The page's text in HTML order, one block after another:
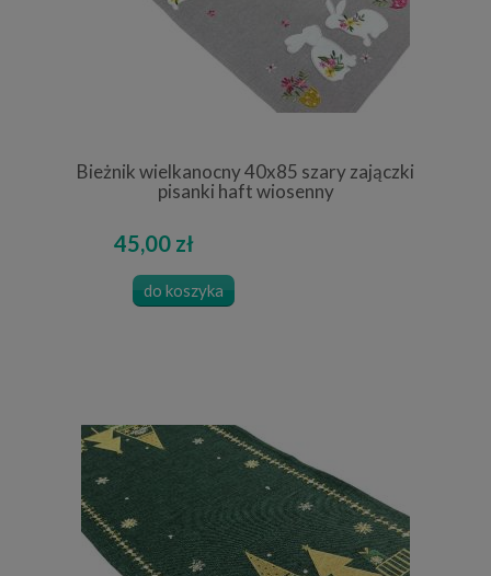
Bieżnik wielkanocny 40x85 szary zajączki
pisanki haft wiosenny
45,00 zł
do koszyka